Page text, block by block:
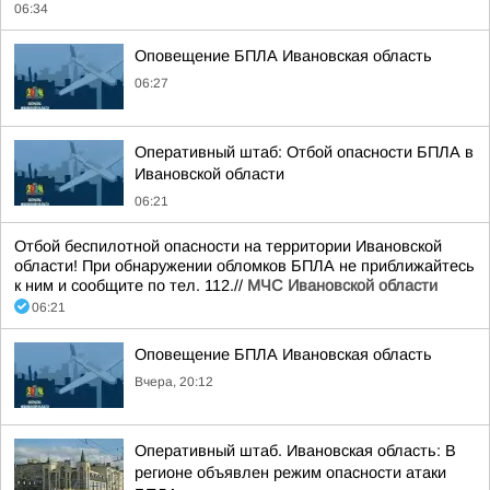
06:34
Оповещение БПЛА Ивановская область
06:27
Оперативный штаб: Отбой опасности БПЛА в
Ивановской области
06:21
Отбой беспилотной опасности на территории Ивановской
области! При обнаружении обломков БПЛА не приближайтесь
к ним и сообщите по тел. 112.// МЧС Ивановской области
06:21
Оповещение БПЛА Ивановская область
Вчера, 20:12
Оперативный штаб. Ивановская область: В
регионе объявлен режим опасности атаки